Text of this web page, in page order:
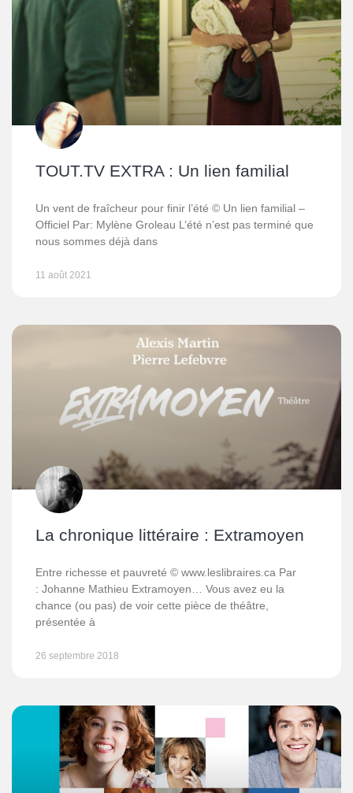
TOUT.TV EXTRA : Un lien familial
Un vent de fraîcheur pour finir l’été © Un lien familial –
Officiel Par: Mylène Groleau L’été n’est pas terminé que
nous sommes déjà dans
11 août 2021
La chronique littéraire : Extramoyen
Entre richesse et pauvreté © www.leslibraires.ca Par
: Johanne Mathieu Extramoyen… Vous avez eu la
chance (ou pas) de voir cette pièce de théâtre,
présentée à
26 septembre 2018